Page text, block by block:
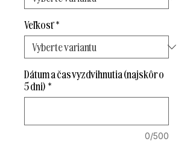
Veľkosť *
Dátum a čas vyzdvihnutia (najskôr o
5 dni) *
0/500